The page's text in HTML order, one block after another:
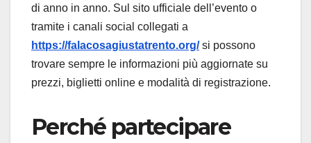
di anno in anno. Sul sito ufficiale dell’evento o
tramite i canali social collegati a
https://falacosagiustatrento.org/si possono
trovare sempre le informazioni più aggiornate su
prezzi, biglietti online e modalità di registrazione.
Perché partecipare